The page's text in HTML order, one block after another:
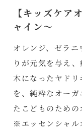
【キッズケア
ャイン～
オレンジ、ゼラ
りが元気を与え
木になったヤド
を、純粋なオー
たこどものための
※エッセンシャル